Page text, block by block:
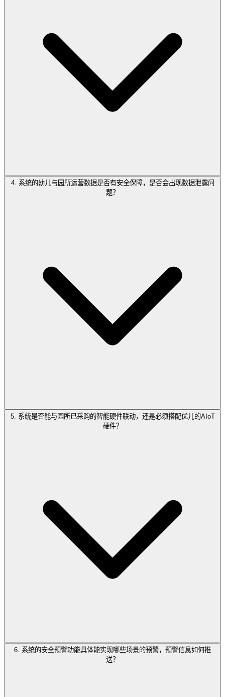
4. 系统的幼儿与园所运营数据是否有安全保障，是否会出现数据泄露问
题？
5. 系统是否能与园所已采购的智能硬件联动，还是必须搭配优儿的AIoT
硬件？
6. 系统的安全预警功能具体能实现哪些场景的预警，预警信息如何推
送？